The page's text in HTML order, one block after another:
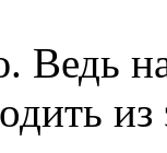
Ведь